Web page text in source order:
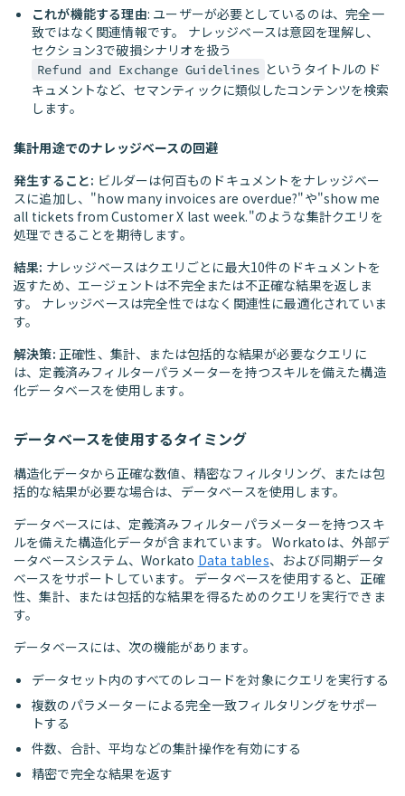
これが機能する理由: ユーザーが必要としているのは、完全一
致ではなく関連情報です。 ナレッジベースは意図を理解し、
セクション3で破損シナリオを扱う
Refund and Exchange Guidelines というタイトルのド
キュメントなど、セマンティックに類似したコンテンツを検索
します。
集計用途でのナレッジベースの回避
発生すること: ビルダーは何百ものドキュメントをナレッジベー
スに追加し、"how many invoices are overdue?"や"show me
all tickets from Customer X last week."のような集計クエリを
処理できることを期待します。
結果: ナレッジベースはクエリごとに最大10件のドキュメントを
返すため、エージェントは不完全または不正確な結果を返しま
す。 ナレッジベースは完全性ではなく関連性に最適化されていま
す。
解決策: 正確性、集計、または包括的な結果が必要なクエリに
は、定義済みフィルターパラメーターを持つスキルを備えた構造
化データベースを使用します。
データベースを使用するタイミング
構造化データから正確な数値、精密なフィルタリング、または包
括的な結果が必要な場合は、データベースを使用します。
データベースには、定義済みフィルターパラメーターを持つスキ
ルを備えた構造化データが含まれています。 Workatoは、外部デ
ータベースシステム、Workato Data tables、および同期データ
ベースをサポートしています。 データベースを使用すると、正確
性、集計、または包括的な結果を得るためのクエリを実行できま
す。
データベースには、次の機能があります。
データセット内のすべてのレコードを対象にクエリを実行する
複数のパラメーターによる完全一致フィルタリングをサポー
トする
件数、合計、平均などの集計操作を有効にする
精密で完全な結果を返す